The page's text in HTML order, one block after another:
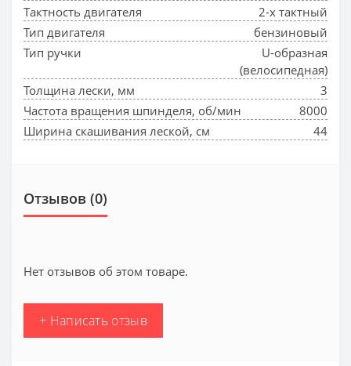
Тактность двигателя
2-х тактный
Тип двигателя
бензиновый
Тип ручки
U-образная
(велосипедная)
Толщина лески, мм
3
Частота вращения шпинделя, об/мин
8000
Ширина скашивания леской, см
44
Отзывов (0)
Нет отзывов об этом товаре.
+ Написать отзыв